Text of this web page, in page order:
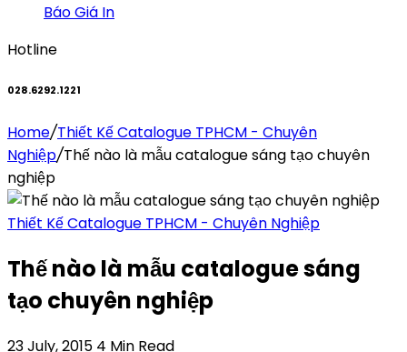
Báo Giá In
Hotline
028.6292.1221
Home/Thiết Kế Catalogue TPHCM - Chuyên
Nghiệp/Thế nào là mẫu catalogue sáng tạo chuyên
nghiệp
Thiết Kế Catalogue TPHCM - Chuyên Nghiệp
Thế nào là mẫu catalogue sáng
tạo chuyên nghiệp
23 July, 2015 4 Min Read